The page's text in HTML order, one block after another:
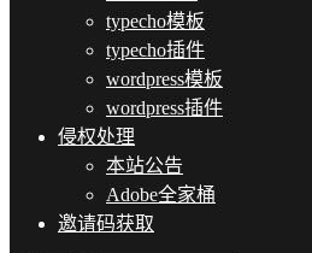
typecho模板
typecho插件
wordpress模板
wordpress插件
侵权处理
本站公告
Adobe全家桶
邀请码获取